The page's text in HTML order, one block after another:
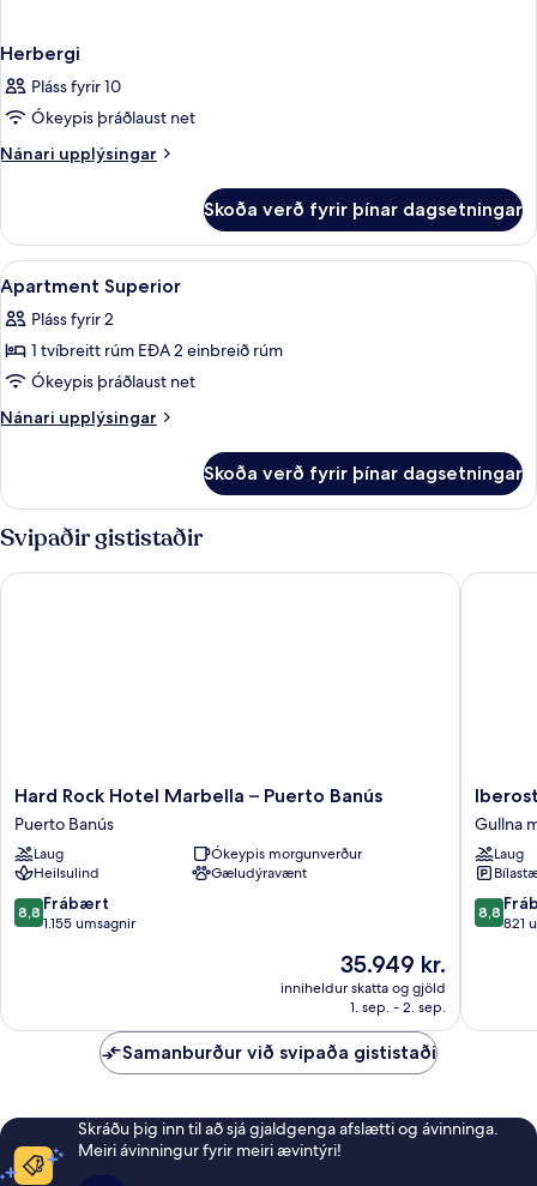
Herbergi
Pláss fyrir 10
Ókeypis þráðlaust net
Nánari upplýsingar
Nánari
Skoða verð fyrir þínar dagsetningar
Skoða
allar
myndir
fyrir
Apartment
Superior
Rúmföt af bestu gerð, míníbar,
11
Apartment Superior
Pláss fyrir 2
1 tvíbreitt rúm EÐA 2 einbreið rúm
Ókeypis þráðlaust net
Nánari upplýsingar
Nánari
Superior
Skoða verð fyrir þínar dagsetningar
Svipaðir gististaðir
Hard
Rock
Hotel
Marbella
–
Puerto
Banús
Hard Rock Hotel Marbella – Puerto Banús
Puerto Banús
Laug
Ókeypis morgunverður
Heilsulind
Gæludýravænt
8.8
af
8,8 Frábært
1.155 umsagnir
Verðið
er
35.949 kr.
35.949 kr.
inniheldur skatta og gjöld
1. sep. - 2. sep.
Hard Rock Hotel Marbella – Puerto Banús
Coral
Beach
Gullna
mílan
Gullna
Laug
8.8
af
8,8
821
Samanburður við svipaða gististaði
Skráðu þig inn til að sjá gjaldgenga afslætti og ávinninga.
Meiri ávinningur fyrir meiri ævintýri!